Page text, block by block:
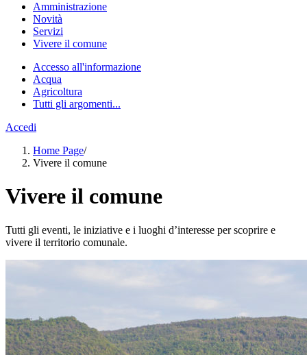
Amministrazione
Novità
Servizi
Vivere il comune
Accesso all'informazione
Acqua
Agricoltura
Tutti gli argomenti...
Accedi
Home Page/
Vivere il comune
Vivere il comune
Tutti gli eventi, le iniziative e i luoghi d’interesse per scoprire e
vivere il territorio comunale.